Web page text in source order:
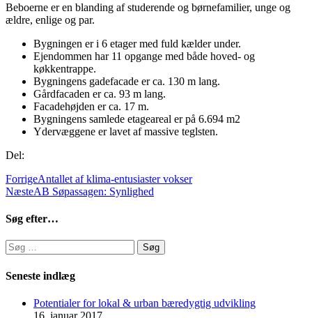
Beboerne er en blanding af studerende og børnefamilier, unge og
ældre, enlige og par.
Bygningen er i 6 etager med fuld kælder under.
Ejendommen har 11 opgange med både hoved- og
køkkentrappe.
Bygningens gadefacade er ca. 130 m lang.
Gårdfacaden er ca. 93 m lang.
Facadehøjden er ca. 17 m.
Bygningens samlede etageareal er på 6.694 m2
Ydervæggene er lavet af massive teglsten.
Del:
ForrigeAntallet af klima-entusiaster vokser
NæsteAB Søpassagen: Synlighed
Søg efter…
Søg
efter:
Seneste indlæg
Potentialer for lokal & urban bæredygtig udvikling
16. januar 2017